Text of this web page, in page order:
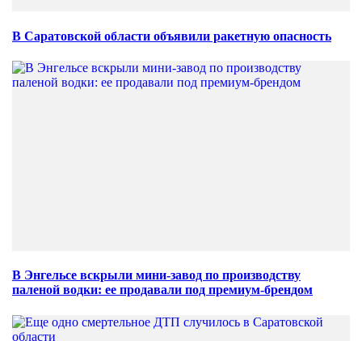
В Саратовской области объявили ракетную опасность
В Энгельсе вскрыли мини-завод по производству
паленой водки: ее продавали под премиум-брендом